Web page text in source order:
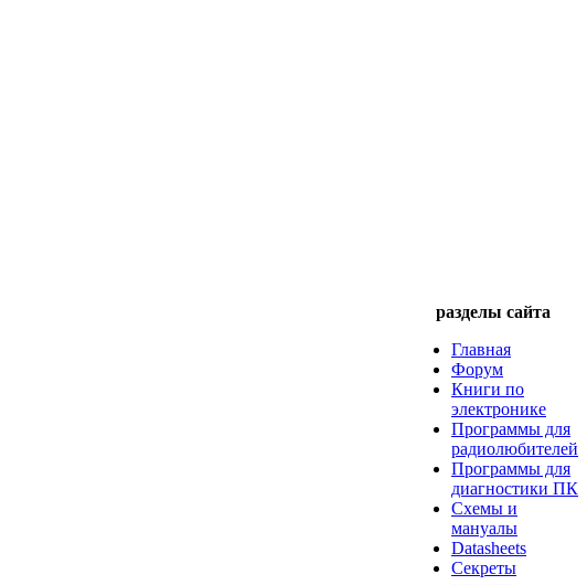
разделы сайта
Главная
Форум
Книги по
электронике
Программы для
радиолюбителей
Программы для
диагностики ПК
Схемы и
мануалы
Datasheets
Секреты